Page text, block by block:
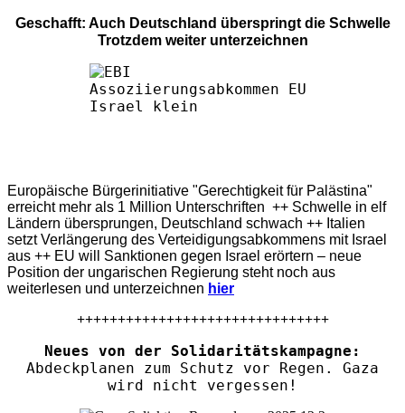
Geschafft: Auch Deutschland überspringt die Schwelle
Trotzdem weiter unterzeichnen
Europäische Bürgerinitiative "Gerechtigkeit für Palästina"
erreicht mehr als 1 Million Unterschriften ++ Schwelle in elf
Ländern übersprungen, Deutschland schwach ++ Italien
setzt Verlängerung des Verteidigungsabkommens mit Israel
aus ++ EU will Sanktionen gegen Israel erörtern – neue
Position der ungarischen Regierung steht noch aus
weiterlesen und unterzeichnen hier
+++++++++++++++++++++++++++++++
Neues von der Solidaritätskampagne:
Abdeckplanen zum Schutz vor Regen. Gaza
wird nicht vergessen!